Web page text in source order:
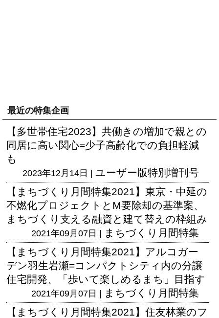
最近の特集企画
【多世帯住宅2023】共働きの増加で親との
同居に高い関心=少子高齢化での負担軽減
も
2023年12月14日 | ユーザー版特別増刊号
【まちづくり月間特集2021】東京・中延の
不燃化プロジェクトとM要除却の基準案、
まちづくり支える融資と建て替えの枠組み
2021年09月07日 |
まちづくり月間特集
【まちづくり月間特集2021】アルコガー
デン羽生岩瀬=コンパクトシティ内の分譲
住宅開発、「歩いて楽しめるまち」目指す
2021年09月07日 |
まちづくり月間特集
【まちづくり月間特集2021】住友林業のフ